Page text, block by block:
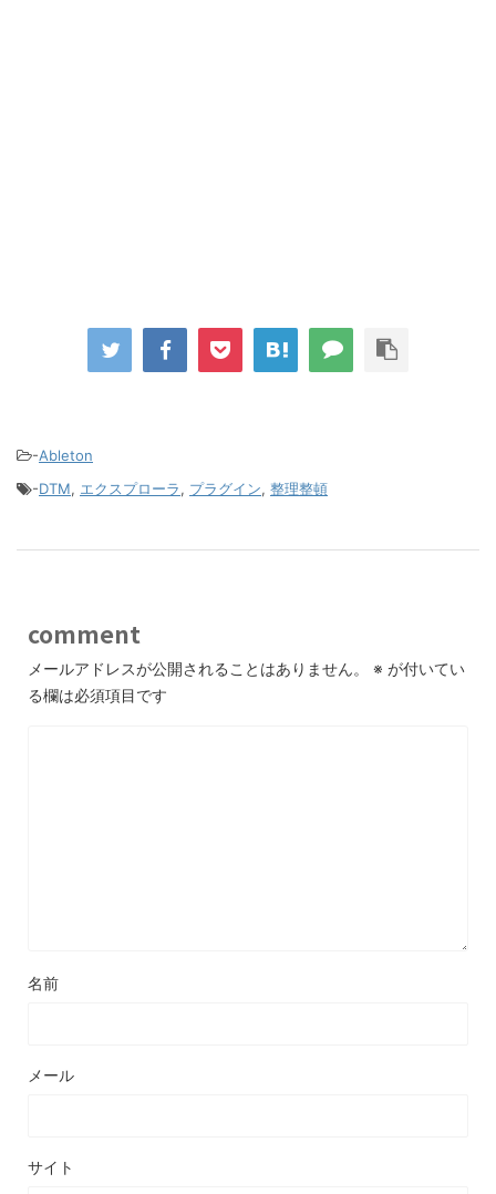
-Ableton
-DTM, エクスプローラ, プラグイン, 整理整頓
comment
メールアドレスが公開されることはありません。 ※ が付いてい
る欄は必須項目です
名前
メール
サイト